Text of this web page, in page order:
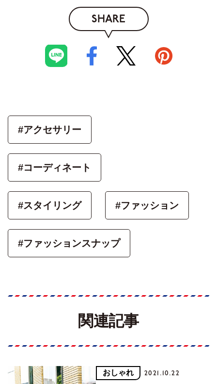
SHARE
#アクセサリー
#コーディネート
#スタイリング #ファッション
#ファッションスナップ
関連記事
おしゃれ 2021.10.22